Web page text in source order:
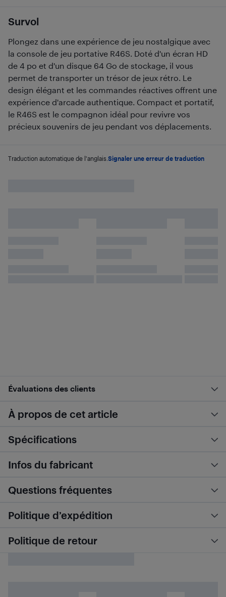
Survol
Plongez dans une expérience de jeu nostalgique avec
la console de jeu portative R46S. Doté d'un écran HD
de 4 po et d'un disque 64 Go de stockage, il vous
permet de transporter un trésor de jeux rétro. Le
design élégant et les commandes réactives offrent une
expérience d'arcade authentique. Compact et portatif,
le R46S est le compagnon idéal pour revivre vos
précieux souvenirs de jeu pendant vos déplacements.
Traduction automatique de l'anglais. Signaler une erreur de traduction
Évaluations des clients
À propos de cet article
Spécifications
Infos du fabricant
Questions fréquentes
Politique d’expédition
Politique de retour